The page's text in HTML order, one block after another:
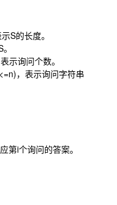
S的长度。
示询问个数。
，表示询问字符串
第i个询问的答案。